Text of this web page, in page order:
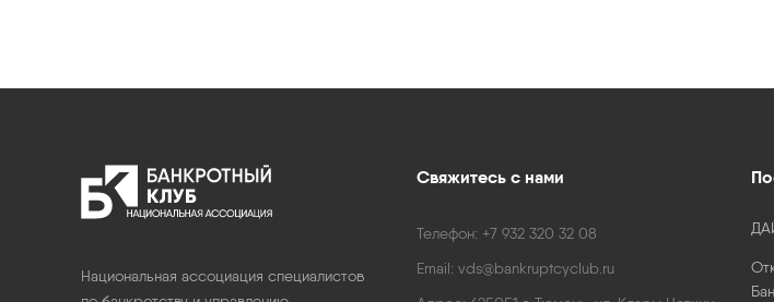
Национальная ассоциация специалистов
Свяжитесь с нами
Телефон: +7 932 320 32 08
Email: vds@bankruptcyclub.ru